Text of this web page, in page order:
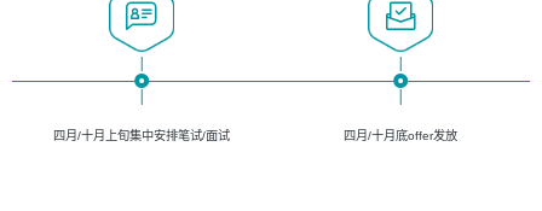
四月/十月上旬集中安排笔试/面试 四月/十月底offer发放